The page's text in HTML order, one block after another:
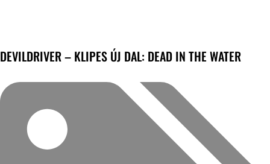
DEVILDRIVER – KLIPES ÚJ DAL: DEAD IN THE WATER